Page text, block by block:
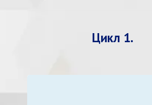
Цикл 1.